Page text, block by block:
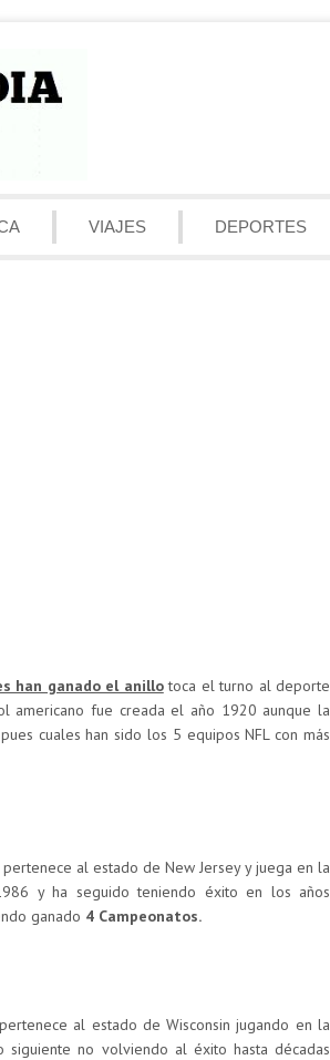
VIAJES DEPORTES
han ganado el anillotoca el turno al deporte
americano fue creada el año 1920 aunque la
cuales han sido los 5 equipos NFL con más
al estado de New Jersey y juega en la
y ha seguido teniendo éxito en los años
ganado 4 Campeonatos.
al estado de Wisconsin jugando en la
no volviendo al éxito hasta décadas